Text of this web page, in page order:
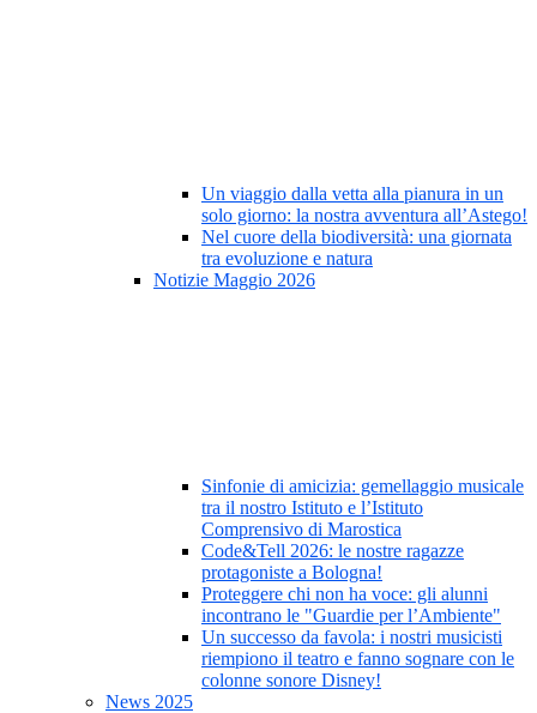
Un viaggio dalla vetta alla pianura in un
solo giorno: la nostra avventura all’Astego!
Nel cuore della biodiversità: una giornata
tra evoluzione e natura
Notizie Maggio 2026
Sinfonie di amicizia: gemellaggio musicale
tra il nostro Istituto e l’Istituto
Comprensivo di Marostica
Code&Tell 2026: le nostre ragazze
protagoniste a Bologna!
Proteggere chi non ha voce: gli alunni
incontrano le "Guardie per l’Ambiente"
Un successo da favola: i nostri musicisti
riempiono il teatro e fanno sognare con le
colonne sonore Disney!
News 2025